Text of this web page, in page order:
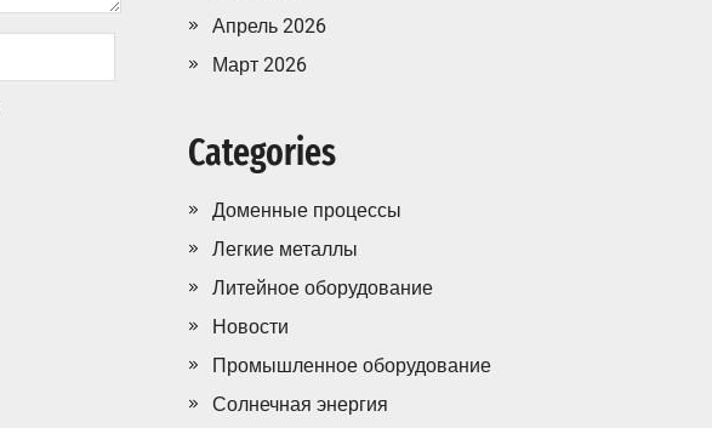
Апрель 2026
Март 2026
Categories
Доменные процессы
Легкие металлы
Литейное оборудование
Новости
Промышленное оборудование
Солнечная энергия